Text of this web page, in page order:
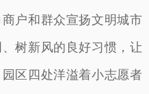
户和群众宣扬文明城市
树新风的良好习惯，让
区四处洋溢着小志愿者